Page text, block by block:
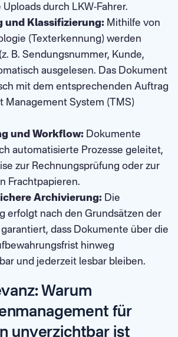
durch LKW-Fahrer.
und Klassifizierung: Mithilfe von
(Texterkennung) werden
B. Sendungsnummer, Kunde,
ausgelesen. Das Dokument
mit dem entsprechenden Auftrag
Management System (TMS)
und Workflow: Dokumente
automatisierte Prozesse geleitet,
zur Rechnungsprüfung oder zur
Frachtpapieren.
Archivierung: Die
erfolgt nach den Grundsätzen der
garantiert, dass Dokumente über die
hinweg
und jederzeit lesbar bleiben.
Warum
für
unverzichtbar ist